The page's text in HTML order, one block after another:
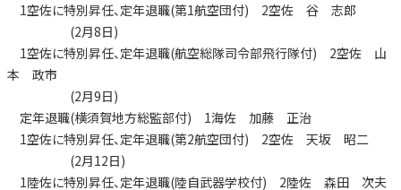
1空佐に特別昇任、定年退職(第1航空団付) 2空佐 谷 志郎
(2月8日)
1空佐に特別昇任、定年退職(航空総隊司令部飛行隊付) 2空佐 山
本 政市
(2月9日)
定年退職(横須賀地方総監部付) 1海佐 加藤 正治
1空佐に特別昇任、定年退職(第2航空団付) 2空佐 天坂 昭二
(2月12日)
1陸佐に特別昇任、定年退職(陸自武器学校付) 2陸佐 森田 次夫